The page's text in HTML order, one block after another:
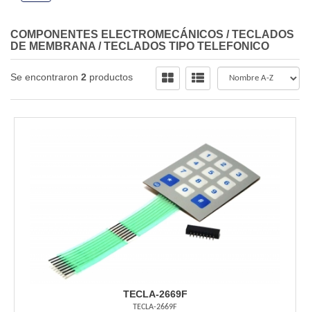
COMPONENTES ELECTROMECÁNICOS /TECLADOS
DE MEMBRANA /TECLADOS TIPO TELEFONICO
Se encontraron 2 productos
TECLA-2669F
TECLA-2669F